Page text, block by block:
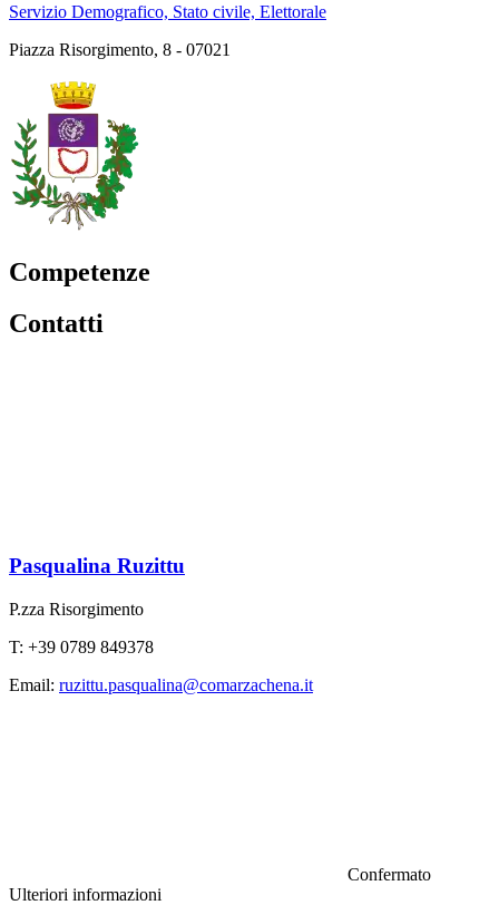
Servizio Demografico, Stato civile, Elettorale
Piazza Risorgimento, 8 - 07021
Competenze
Contatti
Pasqualina Ruzittu
P.zza Risorgimento
T: +39 0789 849378
Email: ruzittu.pasqualina@comarzachena.it
Confermato
Ulteriori informazioni